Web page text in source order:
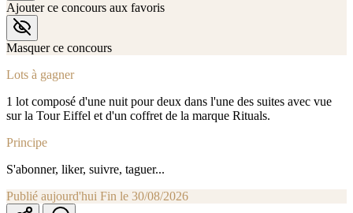
Ajouter ce concours aux favoris
Masquer ce concours
Lots à gagner
1 lot composé d'une nuit pour deux dans l'une des suites avec vue
sur la Tour Eiffel et d'un coffret de la marque Rituals.
Principe
S'abonner, liker, suivre, taguer...
Publié aujourd'hui Fin le 30/08/2026